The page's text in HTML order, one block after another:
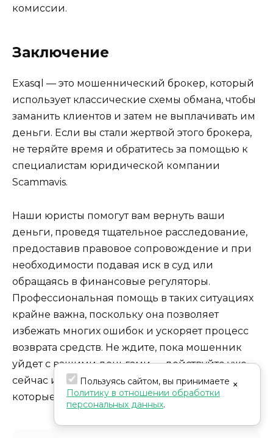
комиссии.
Заключение
Exasql — это мошеннический брокер, который
использует классические схемы обмана, чтобы
заманить клиентов и затем не выплачивать им
деньги. Если вы стали жертвой этого брокера,
не теряйте время и обратитесь за помощью к
специалистам юридической компании
Scammavis.
Наши юристы помогут вам вернуть ваши
деньги, проведя тщательное расследование,
предоставив правовое сопровождение и при
необходимости подавая иск в суд или
обращаясь в финансовые регуляторы.
Профессиональная помощь в таких ситуациях
крайне важна, поскольку она позволяет
избежать многих ошибок и ускоряет процесс
возврата средств. Не ждите, пока мошенник
уйдет с вашими деньгами — действуйте уже
сейчас и получите помощь специалистов,
которые знают, как справиться с мошенниками.
×
Пользуясь сайтом, вы принимаете
Политику в отношении обработки
персональных данных.